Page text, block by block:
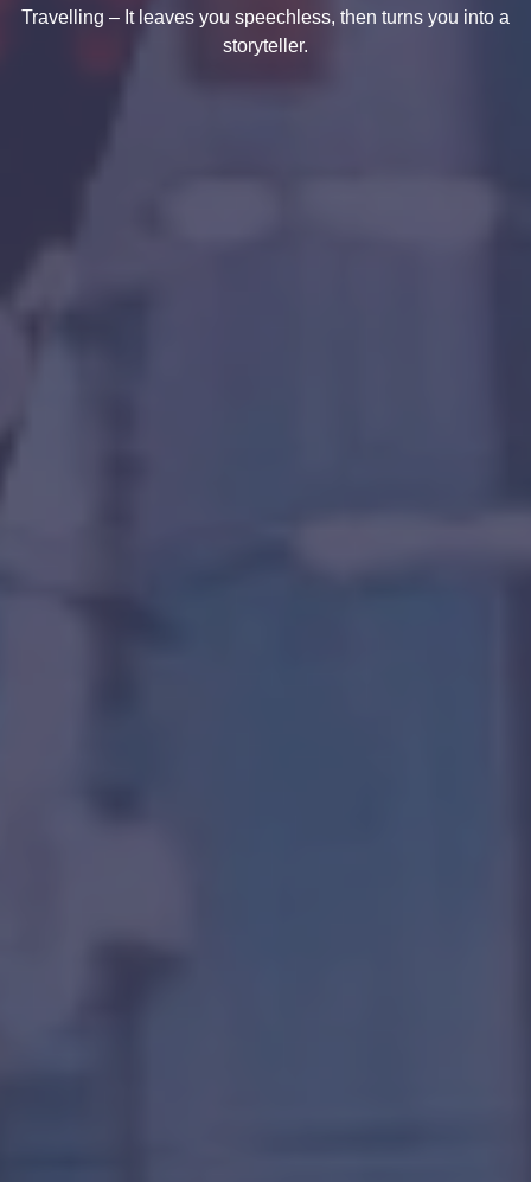
Travelling – It leaves you speechless, then turns you into a
storyteller.